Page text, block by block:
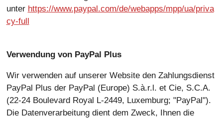
unter https://www.paypal.com/de/webapps/mpp/ua/priva
cy-full
Verwendung von PayPal Plus
Wir verwenden auf unserer Website den Zahlungsdienst
PayPal Plus der PayPal (Europe) S.à.r.l. et Cie, S.C.A.
(22-24 Boulevard Royal L-2449, Luxemburg; "PayPal").
Die Datenverarbeitung dient dem Zweck, Ihnen die